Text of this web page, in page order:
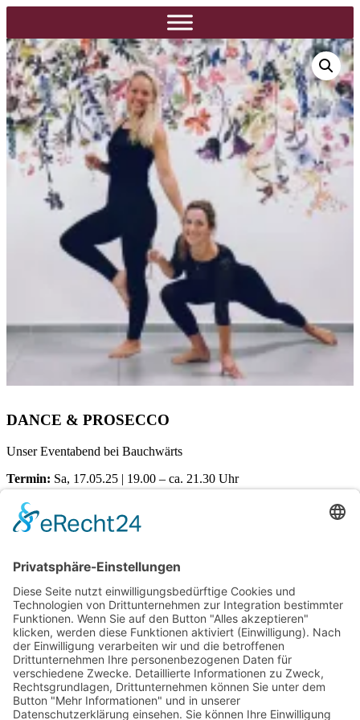
DANCE & PROSECCO
Unser Eventabend bei Bauchwärts
Termin: Sa, 17.05.25 | 19.00 – ca. 21.30 Uhr
Ort:
Kosten pro Teilnehmerin:
25,00
Verfügbare Plätze:
Nicht vorrätig
Startseite
Impressum
Datenschutzerklärung
Barrierefreiheitserklärung
Vertrag widerrufen
AGB